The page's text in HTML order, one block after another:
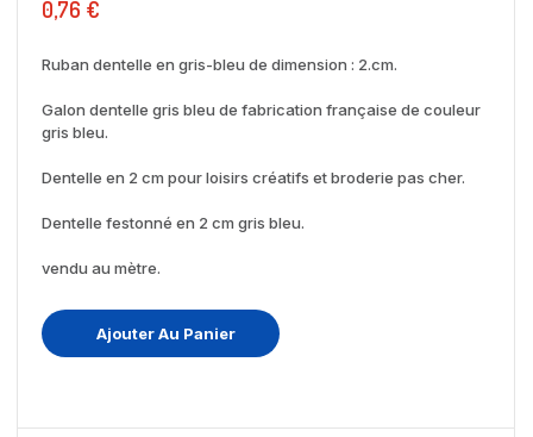
0,76 €
Ruban dentelle en gris-bleu de dimension : 2.cm.
Galon dentelle gris bleu de fabrication française de couleur
gris bleu.
Dentelle en 2 cm pour loisirs créatifs et broderie pas cher.
Dentelle festonné en 2 cm gris bleu.
vendu au mètre.
Ajouter Au Panier